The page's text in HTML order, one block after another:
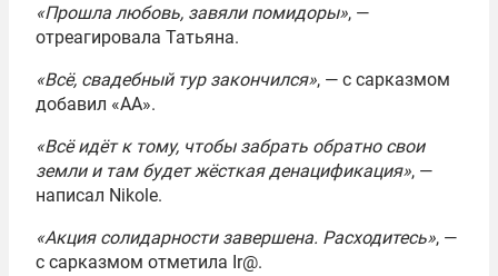
«Прошла любовь, завяли помидоры», —
отреагировала Татьяна.
«Всё, свадебный тур закончился», — с сарказмом
добавил «АА».
«Всё идёт к тому, чтобы забрать обратно свои
земли и там будет жёсткая денацификация», —
написал Nikole.
«Акция солидарности завершена. Расходитесь», —
с сарказмом отметила Ir@.